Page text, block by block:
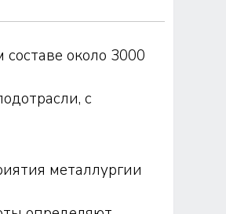
около 3000
с
металлургии